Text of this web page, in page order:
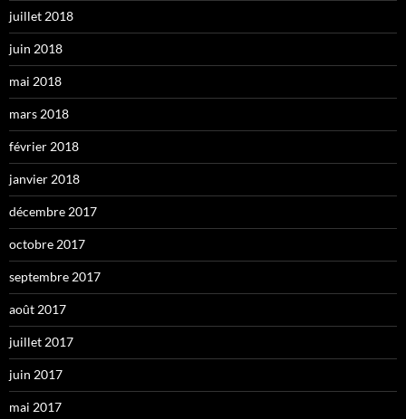
juillet 2018
juin 2018
mai 2018
mars 2018
février 2018
janvier 2018
décembre 2017
octobre 2017
septembre 2017
août 2017
juillet 2017
juin 2017
mai 2017